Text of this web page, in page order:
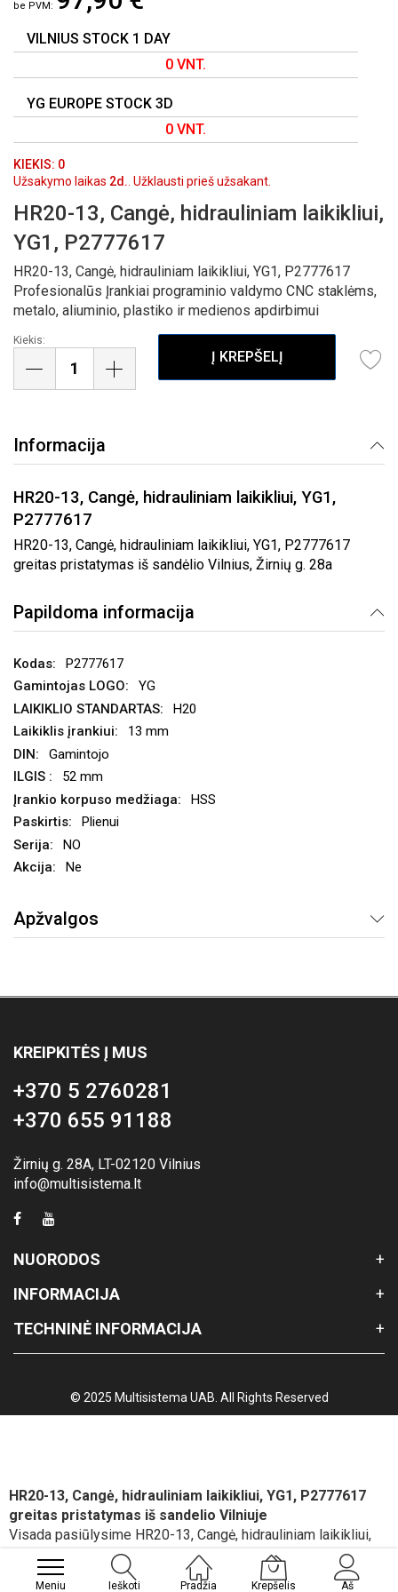
Meniu Ieškoti Pradžia Krepšelis Aš
PRADŽIĄ
VILNIUS STOCK 1 DAY
0 VNT.
YG EUROPE STOCK 3D
0 VNT.
KIEKIS: 0
Užsakymo laikas 2d. . Užklausti prieš užsakant.
HR20-13, Cangė, hidrauliniam laikikliui,
YG1, P2777617
HR20-13, Cangė, hidrauliniam laikikliui, YG1, P2777617
Profesionalūs Įrankiai programinio valdymo CNC staklėms,
metalo, aliuminio, plastiko ir medienos apdirbimui
Kiekis:
Į KREPŠELĮ
Informacija
HR20-13, Cangė, hidrauliniam laikikliui, YG1,
P2777617
HR20-13, Cangė, hidrauliniam laikikliui, YG1, P2777617
greitas pristatymas iš sandėlio Vilnius, Žirnių g. 28a
Papildoma informacija
P2777617
YG
H20
13 mm
Gamintojo
52 mm
HSS
Plienui
NO
Ne
Apžvalgos
KREIPKITĖS Į MUS
+370 5 2760281
+370 655 91188
Žirnių g. 28A, LT-02120 Vilnius
info@multisistema.lt
NUORODOS
INFORMACIJA
TECHNINĖ INFORMACIJA
© 2025 Multisistema UAB. All Rights Reserved
HR20-13, Cangė, hidrauliniam laikikliui, YG1, P2777617
greitas pristatymas iš sandelio Vilniuje
Visada pasiūlysime HR20-13, Cangė, hidrauliniam laikikliui,
YG1, P2777617 geriausią kainą, pristatymo ir atsiskaitymo
sąlygas.